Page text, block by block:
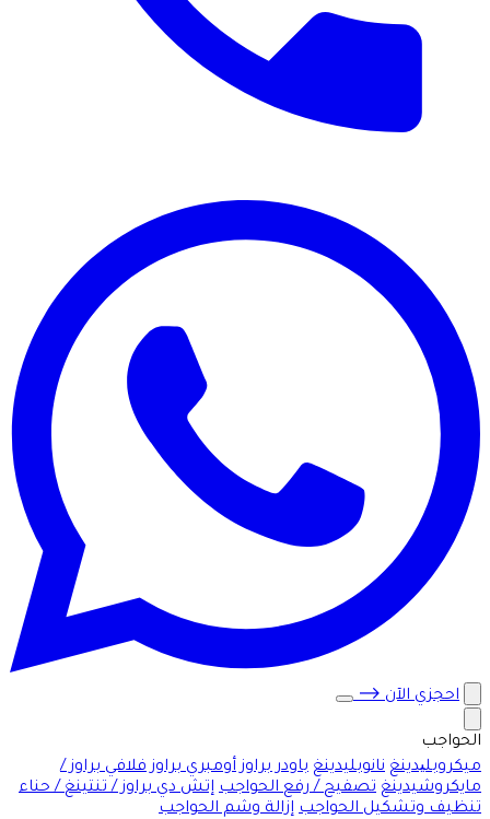
احجزي الآن⟶
الحواجب
ميكروبلیدينغ نانوبليدينغ باودر براوز أومبري براوز فلافي براوز /
مايكروشيدينغ تصفيح / رفع الحواجب إتش دي براوز / تنتينغ / حناء
تنظيف وتشكيل الحواجب إزالة وشم الحواجب